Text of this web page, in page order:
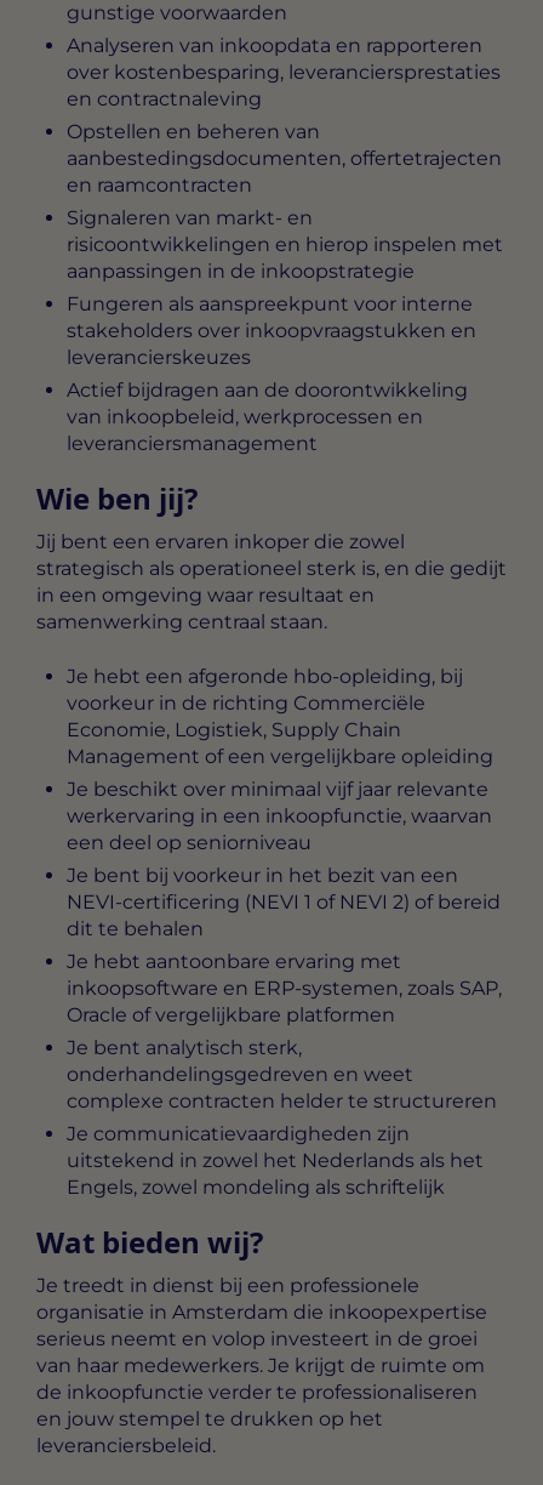
gunstige voorwaarden
Analyseren van inkoopdata en rapporteren
over kostenbesparing, leveranciersprestaties
en contractnaleving
Opstellen en beheren van
aanbestedingsdocumenten, offertetrajecten
en raamcontracten
Signaleren van markt- en
risicoontwikkelingen en hierop inspelen met
aanpassingen in de inkoopstrategie
Fungeren als aanspreekpunt voor interne
stakeholders over inkoopvraagstukken en
leverancierskeuzes
Actief bijdragen aan de doorontwikkeling
van inkoopbeleid, werkprocessen en
leveranciersmanagement
Wie ben jij?
Jij bent een ervaren inkoper die zowel
strategisch als operationeel sterk is, en die gedijt
in een omgeving waar resultaat en
samenwerking centraal staan.
Je hebt een afgeronde hbo-opleiding, bij
voorkeur in de richting Commerciële
Economie, Logistiek, Supply Chain
Management of een vergelijkbare opleiding
Je beschikt over minimaal vijf jaar relevante
werkervaring in een inkoopfunctie, waarvan
een deel op seniorniveau
Je bent bij voorkeur in het bezit van een
NEVI-certificering (NEVI 1 of NEVI 2) of bereid
dit te behalen
Je hebt aantoonbare ervaring met
inkoopsoftware en ERP-systemen, zoals SAP,
Oracle of vergelijkbare platformen
Je bent analytisch sterk,
onderhandelingsgedreven en weet
complexe contracten helder te structureren
Je communicatievaardigheden zijn
uitstekend in zowel het Nederlands als het
Engels, zowel mondeling als schriftelijk
Wat bieden wij?
Je treedt in dienst bij een professionele
organisatie in Amsterdam die inkoopexpertise
serieus neemt en volop investeert in de groei
van haar medewerkers. Je krijgt de ruimte om
de inkoopfunctie verder te professionaliseren
en jouw stempel te drukken op het
leveranciersbeleid.